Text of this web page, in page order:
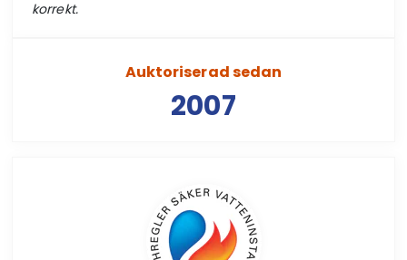
korrekt.
Auktoriserad sedan
2007